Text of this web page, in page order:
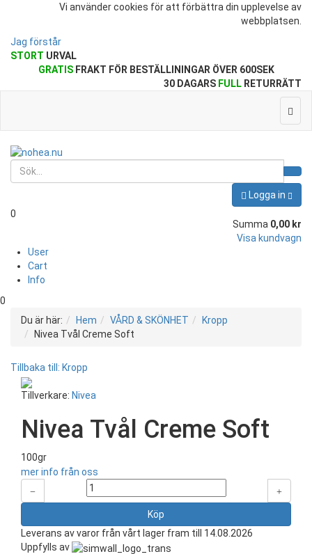
Vi använder cookies för att förbättra din upplevelse av
webbplatsen.
Jag förstår
STORT URVAL
GRATISFRAKT FÖR BESTÄLLININGAR ÖVER 600SEK
30 DAGARS FULL RETURRÄTT
Logga in
Summa 0,00 kr
Visa kundvagn
0
User
Cart
Info
0
Du är här:
Hem VÅRD & SKÖNHET
Kropp
Nivea Tvål Creme Soft
Tillbaka till: Kropp
Tillverkare: Nivea
Nivea Tvål Creme Soft
100gr
mer info från oss
Leverans av varor från vårt lager fram till 14.08.2026
Uppfylls av